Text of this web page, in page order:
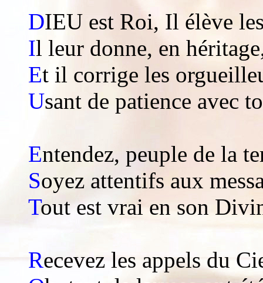
DIEU est Roi, Il élève
Il leur donne, en
Et il corrige les
Usant de patience avec
Entendez, peuple de la
Soyez attentifs aux
Tout est vrai en son
Recevez les appels du